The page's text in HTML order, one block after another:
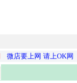
微店要上网 请上OK网